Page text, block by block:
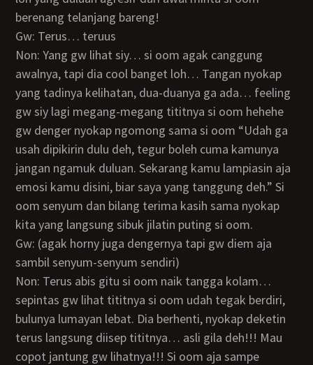
berenang telanjang bareng!
Gw: Terus… teruus
Non: Yang gw lihat siy… si oom agak canggung
awalnya, tapi dia cool banget loh… Tangan nyokap
yang tadinya kelihatan, dua-duanya ga ada… feeling
gw siy lagi megang-megang tititnya si oom hehehe
gw denger nyokap ngomong sama si oom “Udah ga
usah dipikirin dulu deh, tegur boleh cuma kamunya
jangan ngamuk duluan. Sekarang kamu lampiasin aja
emosi kamu disini, biar saya yang tanggung deh.” Si
oom senyum dan bilang terima kasih sama nyokap
kita yang langsung sibuk jilatin puting si oom.
Gw: (agak horny juga dengernya tapi gw diem aja
sambil senyum-senyum sendiri)
Non: Terus abis gitu si oom naik tangga kolam…
sepintas gw lihat tititnya si oom udah tegak berdiri,
bulunya lumayan lebat. Dia berhenti, nyokap deketin
terus langsung diisep tititnya… asli gila deh!!! Mau
copot jantung gw lihatnya!!! Si oom aja sampe